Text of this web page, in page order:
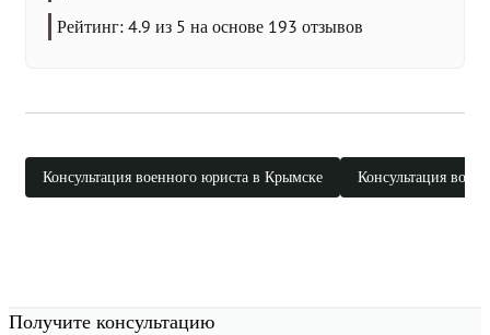
Рейтинг: 4.9 из 5 на основе 193 отзывов
Консультация военного юриста в Крымске Консультация
Получите консультацию